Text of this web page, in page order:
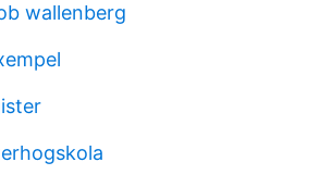
wallenberg